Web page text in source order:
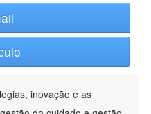
inovação e as